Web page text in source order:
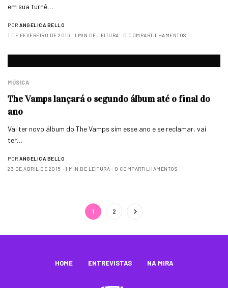
em sua turnê…
POR ANGELICA BELLO
1 DE FEVEREIRO DE 2016
1 MIN DE LEITURA 0 COMPARTILHAMENTOS
MÚSICA
The Vamps lançará o segundo álbum até o final do
ano
Vai ter novo álbum do The Vamps sim esse ano e se reclamar, vai
ter…
POR ANGELICA BELLO
23 DE ABRIL DE 2015
1 MIN DE LEITURA 0 COMPARTILHAMENTOS
1 2
HOME ENTREVISTAS NA MIRA